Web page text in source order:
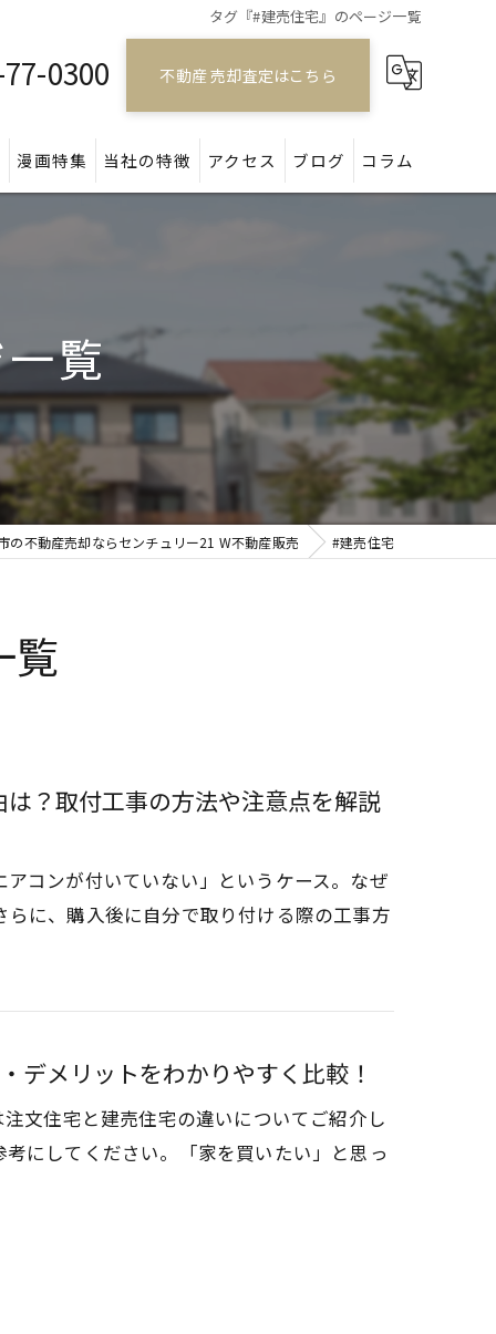
タグ『#建売住宅』のページ一覧
0300 不動産 売却査定はこちら
漫画特集 当社の特徴
アパート
土地
空き家
アクセス ブログ コラム
覧
の不動産売却ならセンチュリー21 W不動産販売 #建売住宅
覧
？取付工事の方法や注意点を解説
コンが付いていない」というケース。なぜ
に、購入後に自分で取り付ける際の工事方
デメリットをわかりやすく比較！
文住宅と建売住宅の違いについてご紹介し
にしてください。「家を買いたい」と思っ